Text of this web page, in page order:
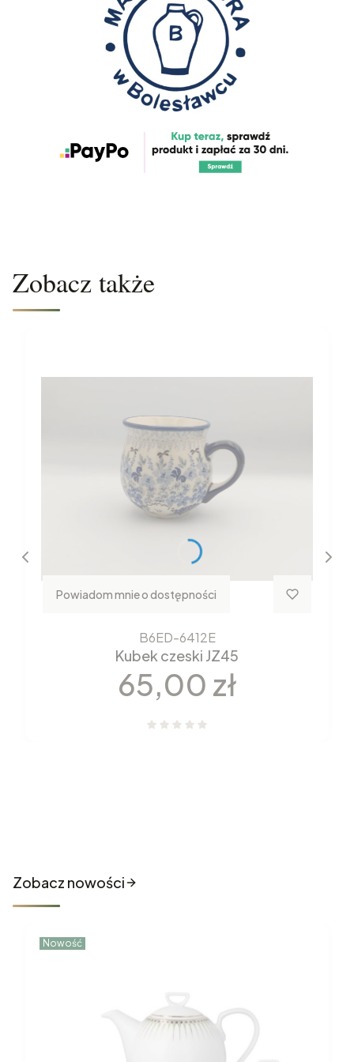
Zobacz także
Powiadom mnie o dostępności
B6ED-6412E
Kubek czeski JZ45
Cena
65,00 zł
Zobacz nowości
Nowość